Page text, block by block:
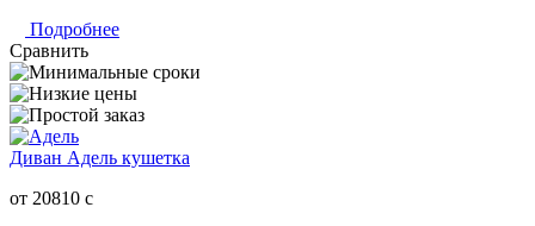
Подробнее
Сравнить
Диван Адель кушетка
от 20810 c